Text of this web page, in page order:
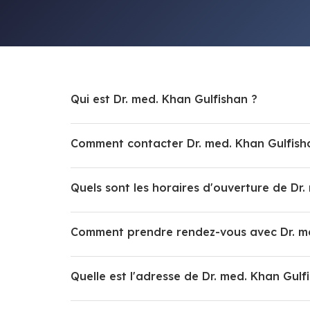
Qui est Dr. med. Khan Gulfishan ?
Comment contacter Dr. med. Khan
Quels sont les horaires d'ouverture de Dr.
Comment prendre rendez-vous avec Dr.
Quelle est l'adresse de Dr. med. Khan